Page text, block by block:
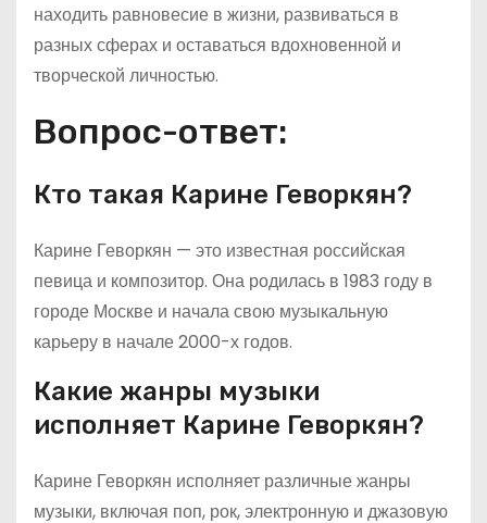
находить равновесие в жизни, развиваться в
разных сферах и оставаться вдохновенной и
творческой личностью.
Вопрос-ответ:
Кто такая Карине Геворкян?
Карине Геворкян — это известная российская
певица и композитор. Она родилась в 1983 году в
городе Москве и начала свою музыкальную
карьеру в начале 2000-х годов.
Какие жанры музыки
исполняет Карине Геворкян?
Карине Геворкян исполняет различные жанры
музыки, включая поп, рок, электронную и джазовую